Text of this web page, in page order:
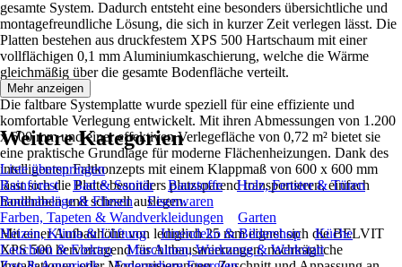
gesamte System. Dadurch entsteht eine besonders übersichtliche und
montagefreundliche Lösung, die sich in kurzer Zeit verlegen lässt. Die
Platten bestehen aus druckfestem XPS 500 Hartschaum mit einer
vollflächigen 0,1 mm Aluminiumkaschierung, welche die Wärme
gleichmäßig über die gesamte Bodenfläche verteilt.
Die faltbare Systemplatte wurde speziell für eine effiziente und
komfortable Verlegung entwickelt. Mit ihren Abmessungen von 1.200
x 600 mm und einer effektiven Verlegefläche von 0,72 m² bietet sie
eine praktische Grundlage für moderne Flächenheizungen. Dank des
intelligenten Faltkonzepts mit einem Klappmaß von 600 x 600 mm
lässt sich die Platte besonders platzsparend transportieren, einfach
handhaben und schnell auslegen.
Mit einer Aufbauhöhe von lediglich 25 mm eignet sich die BELVIT
XPS 500 hervorragend für Altbausanierungen, nachträgliche
Mehr anzeigen
Weitere Kategorien
Liste überspringen
Rainforest
Bad & Sanitär Baustoffe
Holz, Fenster & Türen
Bodenbeläge & Fliesen
Eisenwaren
Farben, Tapeten & Wandverkleidungen
Garten
Heizen, Klima & Lüftung
Innendeko & Bildershop
Küche
Leuchten & Elektro
Maschinen, Werkzeug & Werkstatt